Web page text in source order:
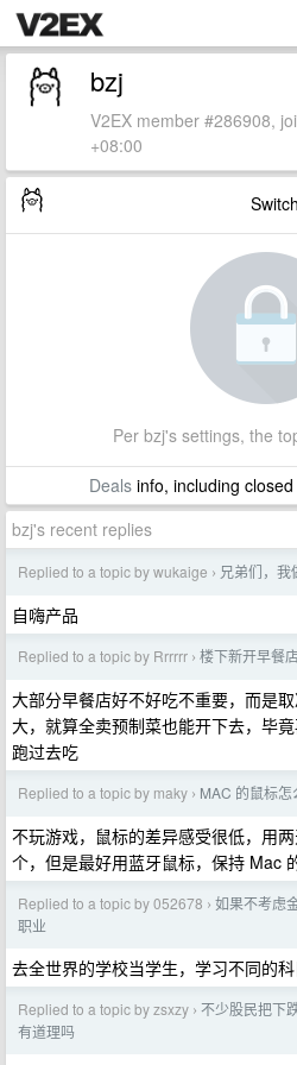
bzj
V2EX member #286908,
+08:00
Per bzj's settings, the
Dealsinfo, including
bzj's recent replies
Replied to a topic by wukaige › 兄弟们，我
自嗨产品
Replied to a topic by Rrrrrr › 楼下新开早餐
大部分早餐店好不好吃不重要，而是
大，就算全卖预制菜也能开下去，毕
跑过去吃
Replied to a topic by maky › MAC 的鼠标怎
不玩游戏，鼠标的差异感受很低，用
个，但是最好用蓝牙鼠标，保持 Mac
Replied to a topic by 052678 › 如果不考虑
职业
去全世界的学校当学生，学习不同的科
Replied to a topic by zsxzy › 不少股民把下
有道理吗